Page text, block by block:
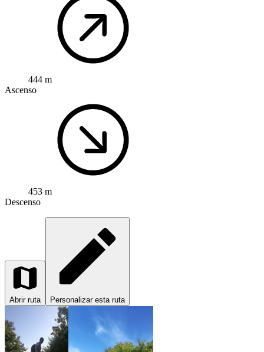
444 m
Ascenso
453 m
Descenso
Abrir ruta Personalizar esta ruta